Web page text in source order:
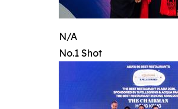
N/A
No.1 Shot